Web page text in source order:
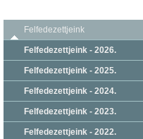
Felfedezettjeink
Felfedezettjeink - 2026.
Felfedezettjeink - 2025.
Felfedezettjeink - 2024.
Felfedezettjeink - 2023.
Felfedezettjeink - 2022.